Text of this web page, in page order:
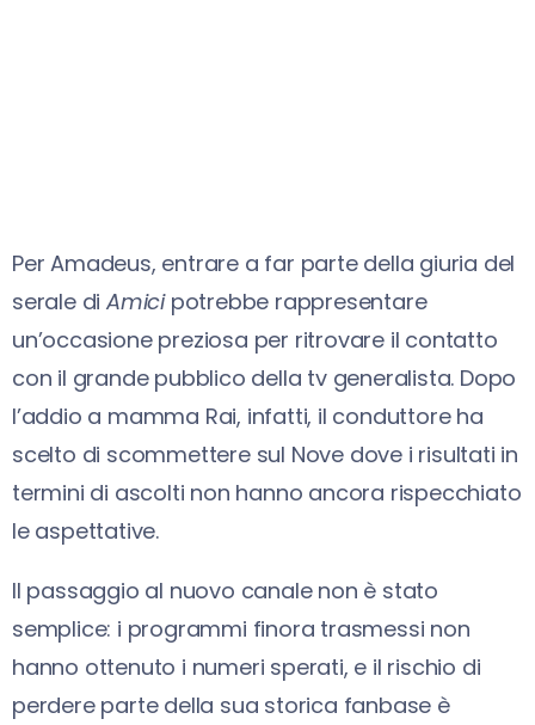
Per Amadeus, entrare a far parte della giuria del
serale diAmicipotrebbe rappresentare
un’occasione preziosa per ritrovare il contatto
con il grande pubblico della tv generalista. Dopo
l’addio a mamma Rai, infatti, il conduttore ha
scelto di scommettere sul Nove dove i risultati in
termini di ascolti non hanno ancora rispecchiato
le aspettative.
Il passaggio al nuovo canale non è stato
semplice: i programmi finora trasmessi non
hanno ottenuto i numeri sperati, e il rischio di
perdere parte della sua storica fanbase è